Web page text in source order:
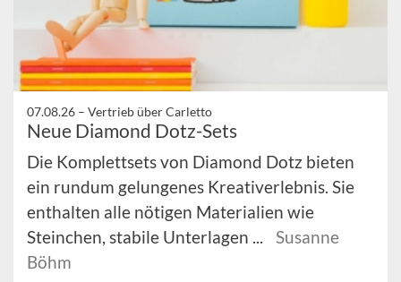
07.08.26 – Vertrieb über Carletto
Neue Diamond Dotz-Sets
Die Komplettsets von Diamond Dotz bieten
ein rundum gelungenes Kreativerlebnis. Sie
enthalten alle nötigen Materialien wie
Steinchen, stabile Unterlagen ...
Susanne
Böhm